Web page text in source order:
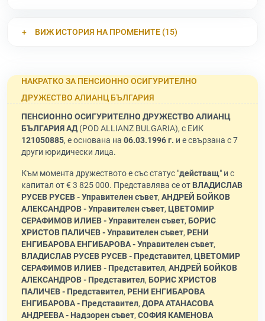
ВИЖ ИСТОРИЯ НА ПРОМЕНИТЕ (15)
НАКРАТКО ЗА ПЕНСИОННО ОСИГУРИТЕЛНО
ДРУЖЕСТВО АЛИАНЦ БЪЛГАРИЯ
ПЕНСИОННО ОСИГУРИТЕЛНО ДРУЖЕСТВО АЛИАНЦ
БЪЛГАРИЯ АД(POD ALLIANZ BULGARIA), с ЕИК
121050885, е основана на 06.03.1996 г. и е свързана с 7
други юридически лица.
Към момента дружеството е със статус "действащ" и с
капитал от € 3 825 000. Представлява се от ВЛАДИСЛАВ
РУСЕВ РУСЕВ - Управителен съвет, АНДРЕЙ БОЙКОВ
АЛЕКСАНДРОВ - Управителен съвет, ЦВЕТОМИР
СЕРАФИМОВ ИЛИЕВ - Управителен съвет, БОРИС
ХРИСТОВ ПАЛИЧЕВ - Управителен съвет, РЕНИ
ЕНГИБАРОВА ЕНГИБАРОВА - Управителен съвет,
ВЛАДИСЛАВ РУСЕВ РУСЕВ - Представител, ЦВЕТОМИР
СЕРАФИМОВ ИЛИЕВ - Представител, АНДРЕЙ БОЙКОВ
АЛЕКСАНДРОВ - Представител, БОРИС ХРИСТОВ
ПАЛИЧЕВ - Представител, РЕНИ ЕНГИБАРОВА
ЕНГИБАРОВА - Представител, ДОРА АТАНАСОВА
АНДРЕЕВА - Надзорен съвет, СОФИЯ КАМЕНОВА